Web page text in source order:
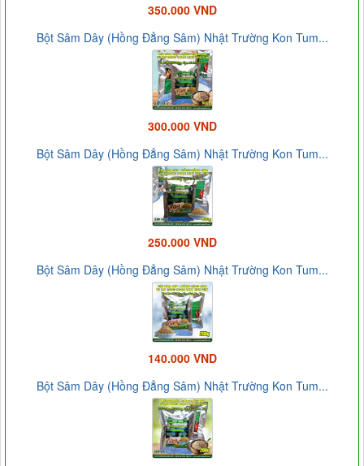
350.000 VND
Bột Sâm Dây (Hồng Đẳng Sâm) Nhật Trường Kon Tum...
300.000 VND
Bột Sâm Dây (Hồng Đẳng Sâm) Nhật Trường Kon Tum...
250.000 VND
Bột Sâm Dây (Hồng Đẳng Sâm) Nhật Trường Kon Tum...
140.000 VND
Bột Sâm Dây (Hồng Đẳng Sâm) Nhật Trường Kon Tum...